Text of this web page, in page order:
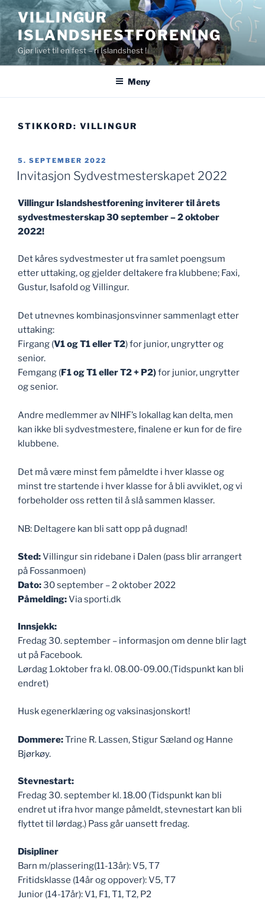
Gå
til
innhold
VILLINGUR
ISLANDSHESTFORENING
Gjør livet til en fest – ri Islandshest !
Meny
STIKKORD: VILLINGUR
PUBLISERT
5. SEPTEMBER 2022
Invitasjon Sydvestmesterskapet 2022
Villingur Islandshestforening inviterer til årets
sydvestmesterskap 30 september – 2 oktober
2022!
Det kåres sydvestmester ut fra samlet poengsum
etter uttaking, og gjelder deltakere fra klubbene; Faxi,
Gustur, Isafold og Villingur.
Det utnevnes kombinasjonsvinner sammenlagt etter
uttaking:
Firgang (V1 og T1 eller T2) for junior, ungrytter og
senior.
Femgang (F1 og T1 eller T2 + P2)for junior, ungrytter
og senior.
Andre medlemmer av NIHF’s lokallag kan delta, men
kan ikke bli sydvestmestere, finalene er kun for de fire
klubbene.
Det må være minst fem påmeldte i hver klasse og
minst tre startende i hver klasse for å bli avviklet, og vi
forbeholder oss retten til å slå sammen klasser.
NB: Deltagere kan bli satt opp på dugnad!
Sted:Villingur sin ridebane i Dalen (pass blir arrangert
på Fossanmoen)
Dato:30 september – 2 oktober 2022
Påmelding:Via sporti.dk
Innsjekk:
Fredag 30. september – informasjon om denne blir lagt
ut på Facebook.
Lørdag 1.oktober fra kl. 08.00-09.00.(Tidspunkt kan bli
endret)
Husk egenerklæring og vaksinasjonskort!
Dommere:Trine R. Lassen, Stigur Sæland og Hanne
Bjørkøy.
Stevnestart:
Fredag 30. september kl. 18.00 (Tidspunkt kan bli
endret ut ifra hvor mange påmeldt, stevnestart kan bli
flyttet til lørdag.) Pass går uansett fredag.
Disipliner
Barn m/plassering(11-13år): V5, T7
Fritidsklasse (14år og oppover): V5, T7
Junior (14-17år): V1, F1, T1, T2, P2